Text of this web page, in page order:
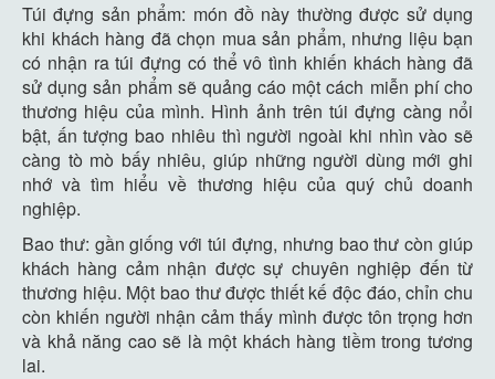
Túi đựng sản phẩm: món đồ này thường được sử dụng
khi khách hàng đã chọn mua sản phẩm, nhưng liệu bạn
có nhận ra túi đựng có thể vô tình khiến khách hàng đã
sử dụng sản phẩm sẽ quảng cáo một cách miễn phí cho
thương hiệu của mình. Hình ảnh trên túi đựng càng nổi
bật, ấn tượng bao nhiêu thì người ngoài khi nhìn vào sẽ
càng tò mò bấy nhiêu, giúp những người dùng mới ghi
nhớ và tìm hiểu về thương hiệu của quý chủ doanh
nghiệp.
Bao thư: gần giống với túi đựng, nhưng bao thư còn giúp
khách hàng cảm nhận được sự chuyên nghiệp đến từ
thương hiệu. Một bao thư được thiết kế độc đáo, chỉn chu
còn khiến người nhận cảm thấy mình được tôn trọng hơn
và khả năng cao sẽ là một khách hàng tiềm trong tương
lai.